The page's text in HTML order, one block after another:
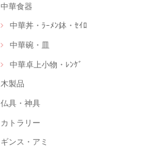
中華食器
中華丼・ﾗｰﾒﾝ鉢・ｾｲﾛ
中華碗・皿
中華卓上小物・ﾚﾝｹﾞ
木製品
仏具・神具
カトラリー
ギンス・アミ